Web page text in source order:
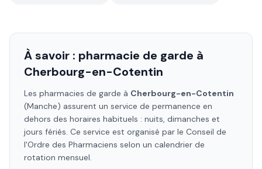
À savoir : pharmacie de garde à
Cherbourg-en-Cotentin
Les pharmacies de garde à Cherbourg-en-Cotentin
(Manche) assurent un service de permanence en
dehors des horaires habituels : nuits, dimanches et
jours fériés. Ce service est organisé par le Conseil de
l'Ordre des Pharmaciens selon un calendrier de
rotation mensuel.